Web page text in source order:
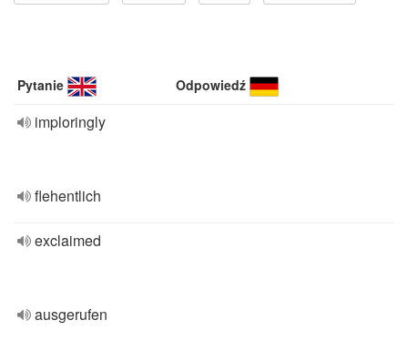
Pytanie Odpowiedź
imploringly
flehentlich
exclaimed
ausgerufen